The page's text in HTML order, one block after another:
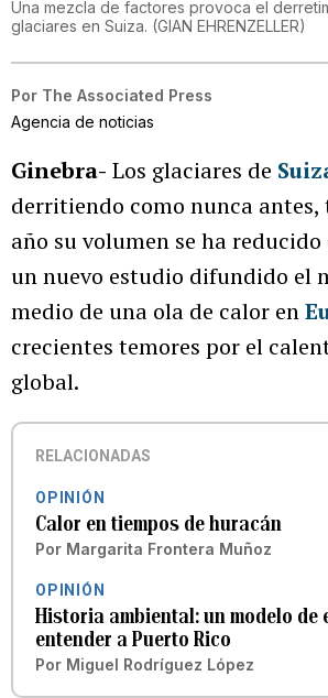
Una mezcla de factores provoca el
glaciares en Suiza. (GIAN EHRENZELLER)
Por The Associated Press
Agencia de noticias
Ginebra- Los glaciares de
derritiendo como nunca antes,
año su volumen se ha reducido
un nuevo estudio difundido el
medio de una ola de calor en
crecientes temores por el
global.
RELACIONADAS
OPINIÓN
Calor en tiempos de huracán
Por Margarita Frontera Muñoz
OPINIÓN
Historia ambiental: un modelo de
entender a Puerto Rico
Por Miguel Rodríguez López